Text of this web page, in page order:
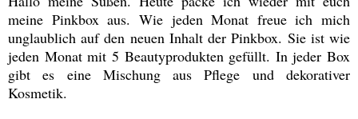
meine Pinkbox aus. Wie jeden Monat freue ich mich
unglaublich auf den neuen Inhalt der Pinkbox. Sie ist wie
jeden Monat mit 5 Beautyprodukten gefüllt. In jeder Box
gibt es eine Mischung aus Pflege und dekorativer
Kosmetik.